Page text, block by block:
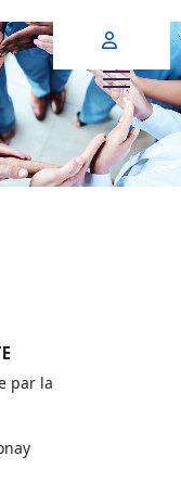
par la